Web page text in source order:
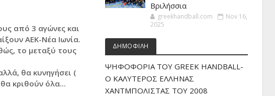
από 3 αγώνες και
ΑΕΚ-Νέα Ιωνία.
το μεταξύ τους
θα κυνηγήσει (
κριθούν όλα...
Βριλήσσια
greekhandball.com
Nov 16,
2025
ΔΗΜΟΦΙΛΗ
ΨΗΦΟΦΟΡΙΑ ΤΟΥ GREEK HANDBALL-
O ΚΑΛΥΤΕΡΟΣ ΕΛΛΗΝΑΣ
ΧΑΝΤΜΠΟΛΙΣΤΑΣ ΤΟΥ 2008